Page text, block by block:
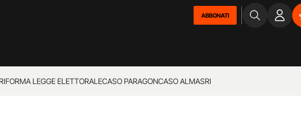
ABBONATI
LEGGE ELETTORALECASO PARAGONCASO ALMASRI